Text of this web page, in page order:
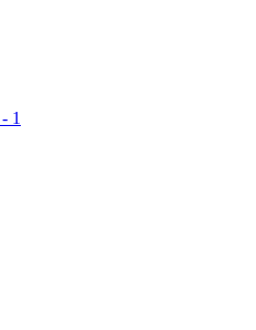
- 1